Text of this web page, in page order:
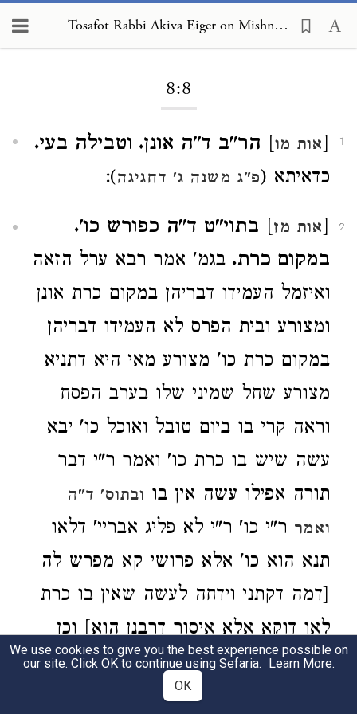
Tosafot Rabbi Akiva Eiger on Mishnah Pesachim 8:8
8:8
1
[אות מו] הר"ב ד"ה אונן. וטבילה בעי.
כדאיתא (פ"ג משנה ג' דחגיגה):
2
[אות מז] בתוי"ט ד"ה כפורש כו'.
במקום כרת. בגמ' אמר רבא ערל הזאה
ואיזמל העמידו דבריהן במקום כרת אונן
ומצורע ובית הפרס לא העמידו דבריהן
במקום כרת כו' מצורע מאי היא דתניא
מצורע שחל שמיני שלו בערב הפסח
וראה קרי בו ביום טובל ואוכל כו' יבא
עשה שיש בו כרת כו' ואמר ר"י דבר
תורה אפילו עשה אין בו ובתוס' ד"ה
ואמר ר"י כו' ר"י לא פליג אבריי' דלאו
תנא הוא כו' אלא פרושי קא מפרש לה
[דמה דקתני וידחה לעשה שאין בו כרת
לאו דוקא אלא איסור דרבנן הוא] וכן
מוכח דגבי יולדת כו' ע"ש וכןביבמות
האריכו להוכיח דרק פרושי קא מפרש
We use cookies to give you the best experience possible on
our site. Click OK to continue using Sefaria. Learn More.
OK